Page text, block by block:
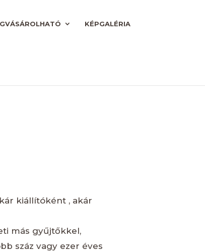
KÉPGALÉRIA
kiállítóként , akár
más gyűjtőkkel,
száz vagy ezer éves